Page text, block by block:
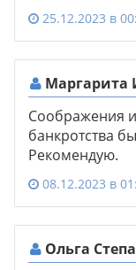
25.12.2023 в
Маргарита
Соображения
банкротства
Рекомендую.
08.12.2023 в
Ольга